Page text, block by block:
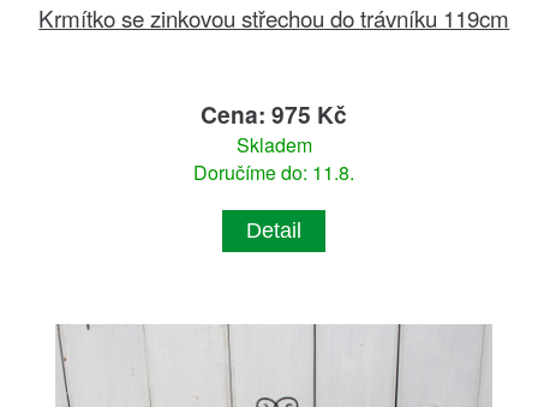
Krmítko se zinkovou střechou do trávníku 119cm
Cena: 975 Kč
Skladem
Doručíme do: 11.8.
Detail